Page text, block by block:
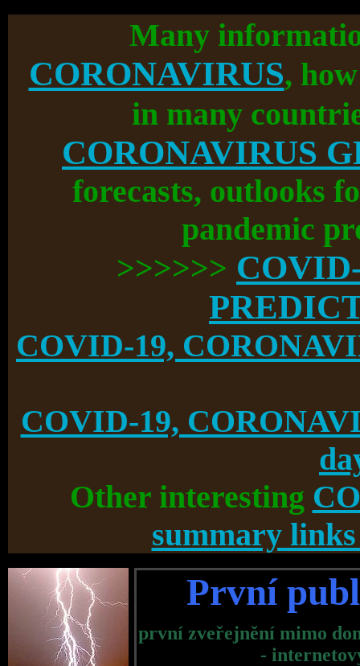
Many
CORONAVIRUS,
in many
CORONAVIRUS
forecasts, outlooks
pandemic
>>>>>>
COVID-19,
COVID-19,
Other interesting
summary links
První
první zveřejnění mimo
-